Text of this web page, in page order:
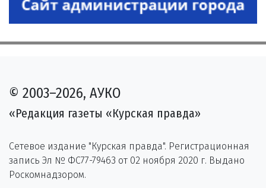
© 2003–2026, АУКО
«Редакция газеты «Курская правда»
Сетевое издание "Курская правда". Регистрационная
запись Эл № ФС77-79463 от 02 ноября 2020 г. Выдано
Роскомнадзором.